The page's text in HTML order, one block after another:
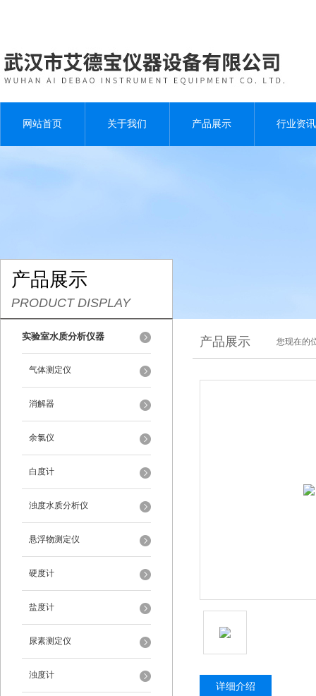
网站首页 关于我们 产品展示 行业资讯
产品展示
PRODUCT DISPLAY
实验室水质分析仪器
气体测定仪
消解器
余氯仪
白度计
浊度水质分析仪
悬浮物测定仪
硬度计
盐度计
尿素测定仪
浊度计
产品展示 您现在的
详细介绍